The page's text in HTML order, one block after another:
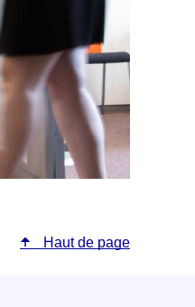
Haut de page